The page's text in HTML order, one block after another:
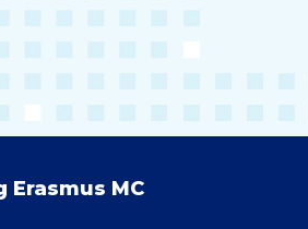
Erasmus MC